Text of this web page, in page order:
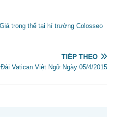
trọng thể tại hí trường Colosseo
TIẾP THEO
Đài Vatican Việt Ngữ Ngày 05/4/2015